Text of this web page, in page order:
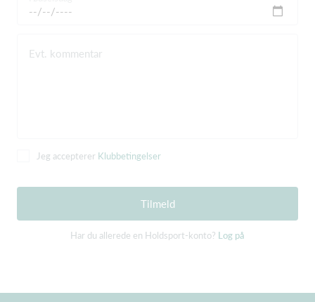
Evt. kommentar
Jeg accepterer Klubbetingelser
Tilmeld
Har du allerede en Holdsport-konto? Log på